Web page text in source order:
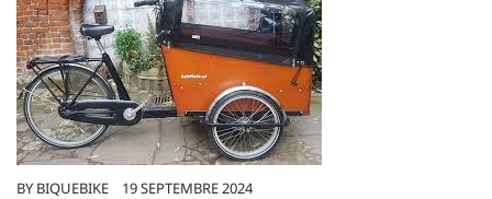
BY BIQUEBIKE 19 SEPTEMBRE 2024